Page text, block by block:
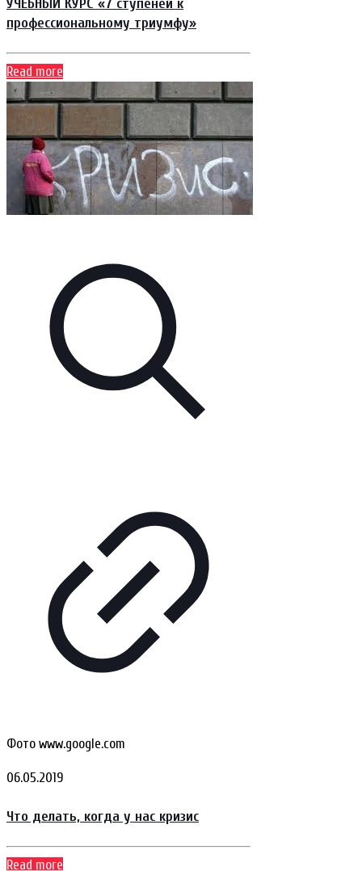
УЧЕБНЫЙ КУРС «7 ступеней к
профессиональному триумфу»
Read more
Фото www.google.com
06.05.2019
Что делать, когда у нас кризис
Read more